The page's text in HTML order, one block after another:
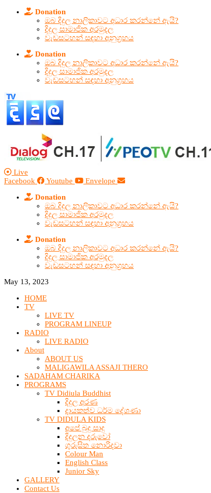
Donation
ඔබ දිදුල නාලිකාවට අධාර කරන්නේ ඇයි?
දිදුල සාමාජික අරමුදල
වැඩසටහන් සඳහා අනුග්‍රහය
Donation
ඔබ දිදුල නාලිකාවට අධාර කරන්නේ ඇයි?
දිදුල සාමාජික අරමුදල
වැඩසටහන් සඳහා අනුග්‍රහය
Live
Facebook
Youtube Envelope
Donation
ඔබ දිදුල නාලිකාවට අධාර කරන්නේ ඇයි?
දිදුල සාමාජික අරමුදල
වැඩසටහන් සඳහා අනුග්‍රහය
Donation
ඔබ දිදුල නාලිකාවට අධාර කරන්නේ ඇයි?
දිදුල සාමාජික අරමුදල
වැඩසටහන් සඳහා අනුග්‍රහය
May 13, 2023
HOME
TV
LIVE TV
PROGRAM LINEUP
RADIO
LIVE RADIO
About
ABOUT US
MALIGAWILA ASSAJI THERO
SADAHAM CHARIKA
PROGRAMS
TV Didiula Buddhist
දිදුල අරණ
දායකත්ව ධර්ම දේශණා
TV DIDULA KIDS
අපේ බුදු සාදු
දිදුලන දරුවෝ
ගුරුසිත නොරිදවා
Colour Man
English Class
Junior Sky
GALLERY
Contact Us